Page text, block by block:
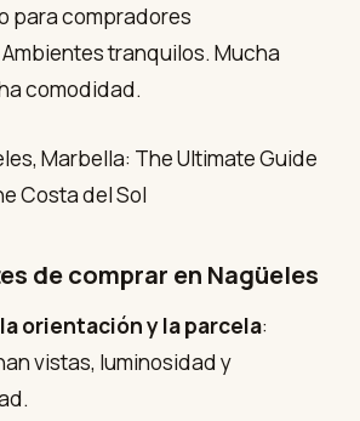
para compradores
tranquilos. Mucha
comodidad.
de comprar en Nagüeles
orientación y la parcela:
vistas, luminosidad y